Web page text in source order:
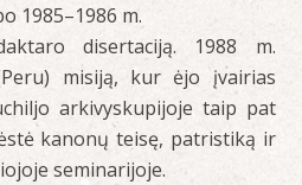
1985–1986 m.
disertaciją. 1988 m.
misiją, kur ėjo įvairias
arkivyskupijoje taip pat
kanonų teisę, patristiką ir
seminarijoje.